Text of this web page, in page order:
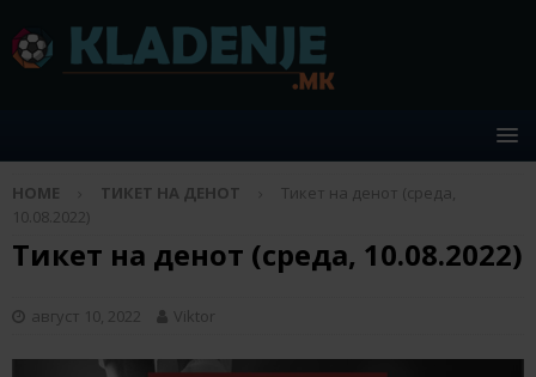
HOME ТИКЕТ НА ДЕНОТ
Тикет на денот (среда,
10.08.2022)
Тикет на денот (среда, 10.08.2022)
август 10, 2022 Viktor